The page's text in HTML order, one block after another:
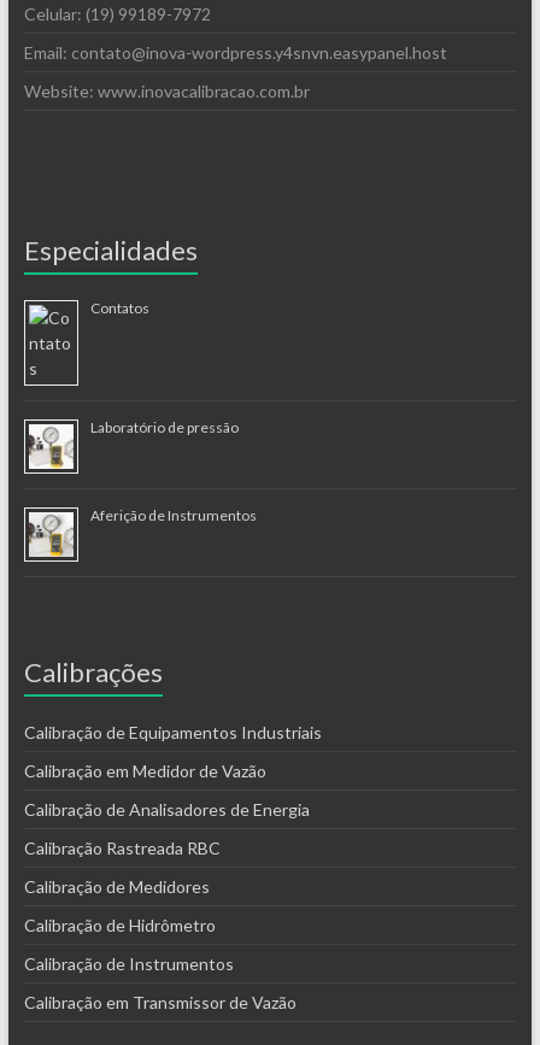
Celular: (19) 99189-7972
Email: contato@inova-wordpress.y4snvn.easypanel.host
Website: www.inovacalibracao.com.br
Especialidades
Contatos
Laboratório de pressão
Aferição de Instrumentos
Calibrações
Calibração de Equipamentos Industriais
Calibração em Medidor de Vazão
Calibração de Analisadores de Energia
Calibração Rastreada RBC
Calibração de Medidores
Calibração de Hidrômetro
Calibração de Instrumentos
Calibração em Transmissor de Vazão